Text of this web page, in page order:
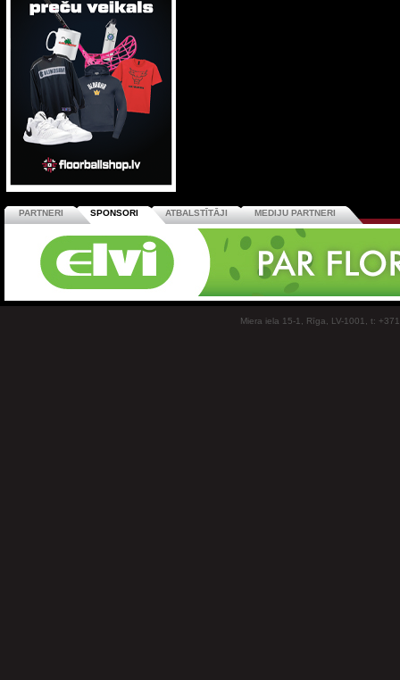
PARTNERI SPONSORI ATBALSTĪTĀJI MEDIJU PARTNERI
Miera iela 15-1, Rīga, LV-1001, t: